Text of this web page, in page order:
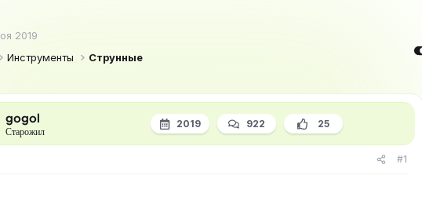
2019
Инструменты Струнные
gogol
Старожил
2019 922 25
#1